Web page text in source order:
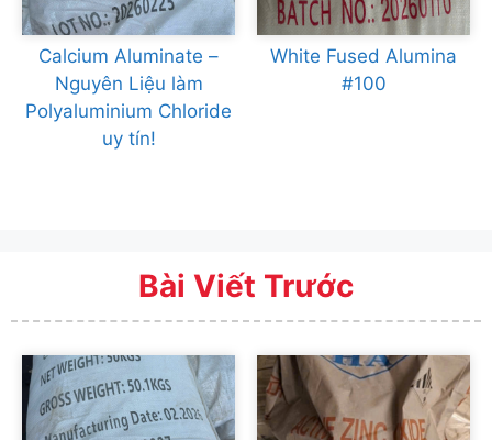
Calcium Aluminate –
Nguyên Liệu làm
Polyaluminium Chloride
uy tín!
White Fused Alumina
#100
Bài Viết Trước